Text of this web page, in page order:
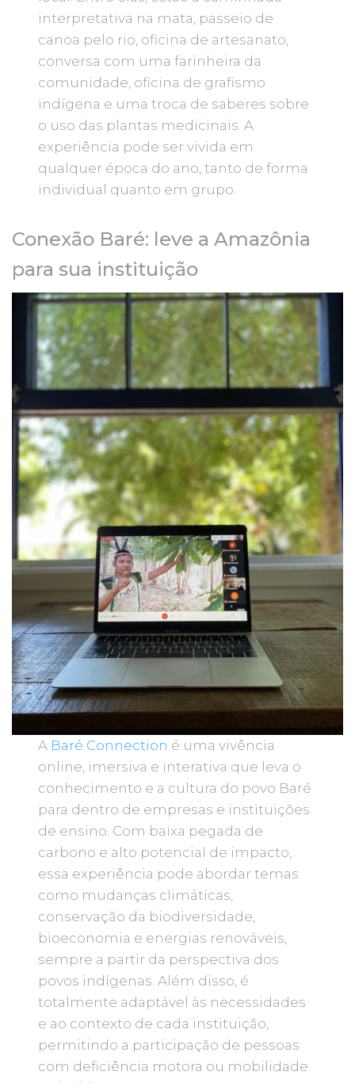
interpretativa na mata, passeio de
canoa pelo rio, oficina de artesanato,
conversa com uma farinheira da
comunidade, oficina de grafismo
indígena e uma troca de saberes sobre
o uso das plantas medicinais. A
experiência pode ser vivida em
qualquer época do ano, tanto de forma
individual quanto em grupo.
Conexão Baré: leve a Amazônia
para sua instituição
A Baré Connection é uma vivência
online, imersiva e interativa que leva o
conhecimento e a cultura do povo Baré
para dentro de empresas e instituições
de ensino. Com baixa pegada de
carbono e alto potencial de impacto,
essa experiência pode abordar temas
como mudanças climáticas,
conservação da biodiversidade,
bioeconomia e energias renováveis,
sempre a partir da perspectiva dos
povos indígenas. Além disso, é
totalmente adaptável às necessidades
e ao contexto de cada instituição,
permitindo a participação de pessoas
com deficiência motora ou mobilidade